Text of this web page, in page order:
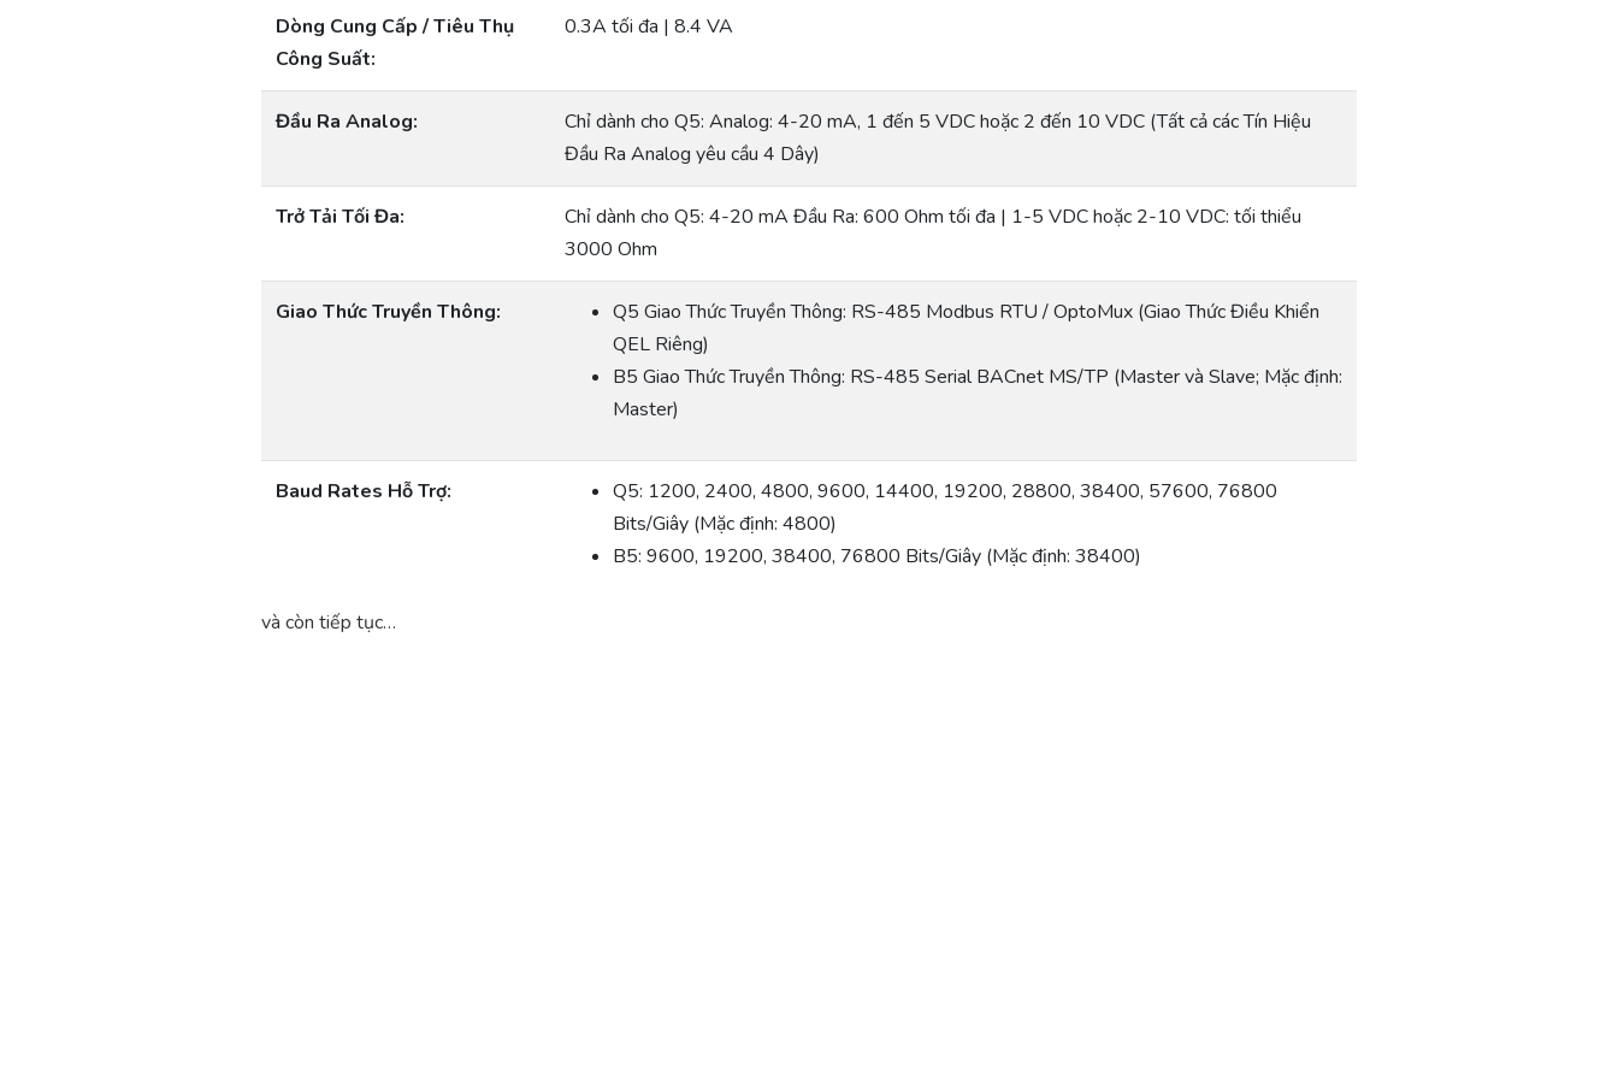
Dòng Cung Cấp / Tiêu Thụ
Công Suất:
0.3A tối đa | 8.4 VA
Đầu Ra Analog:
Chỉ dành cho Q5: Analog: 4-20 mA, 1 đến 5 VDC hoặc 2 đến 10 VDC (Tất cả các Tín Hiệu
Đầu Ra Analog yêu cầu 4 Dây)
Trở Tải Tối Đa:
Chỉ dành cho Q5: 4-20 mA Đầu Ra: 600 Ohm tối đa | 1-5 VDC hoặc 2-10 VDC: tối thiểu
3000 Ohm
Giao Thức Truyền Thông:
Q5 Giao Thức Truyền Thông: RS-485 Modbus RTU / OptoMux (Giao Thức Điều Khiển
QEL Riêng)
B5 Giao Thức Truyền Thông: RS-485 Serial BACnet MS/TP (Master và Slave; Mặc định:
Master)
Baud Rates Hỗ Trợ:
Q5: 1200, 2400, 4800, 9600, 14400, 19200, 28800, 38400, 57600, 76800
Bits/Giây (Mặc định: 4800)
B5: 9600, 19200, 38400, 76800 Bits/Giây (Mặc định: 38400)
và còn tiếp tục…